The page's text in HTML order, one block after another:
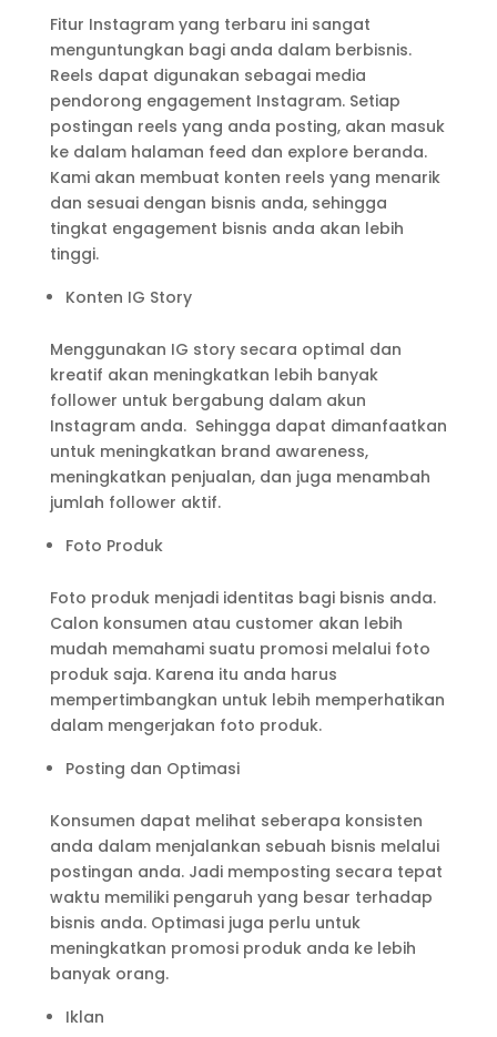
Fitur Instagram yang terbaru ini sangat
menguntungkan bagi anda dalam berbisnis.
Reels dapat digunakan sebagai media
pendorong engagement Instagram. Setiap
postingan reels yang anda posting, akan masuk
ke dalam halaman feed dan explore beranda.
Kami akan membuat konten reels yang menarik
dan sesuai dengan bisnis anda, sehingga
tingkat engagement bisnis anda akan lebih
tinggi.
Konten IG Story
Menggunakan IG story secara optimal dan
kreatif akan meningkatkan lebih banyak
follower untuk bergabung dalam akun
Instagram anda. Sehingga dapat dimanfaatkan
untuk meningkatkan brand awareness,
meningkatkan penjualan, dan juga menambah
jumlah follower aktif.
Foto Produk
Foto produk menjadi identitas bagi bisnis anda.
Calon konsumen atau customer akan lebih
mudah memahami suatu promosi melalui foto
produk saja. Karena itu anda harus
mempertimbangkan untuk lebih memperhatikan
dalam mengerjakan foto produk.
Posting dan Optimasi
Konsumen dapat melihat seberapa konsisten
anda dalam menjalankan sebuah bisnis melalui
postingan anda. Jadi memposting secara tepat
waktu memiliki pengaruh yang besar terhadap
bisnis anda. Optimasi juga perlu untuk
meningkatkan promosi produk anda ke lebih
banyak orang.
Iklan